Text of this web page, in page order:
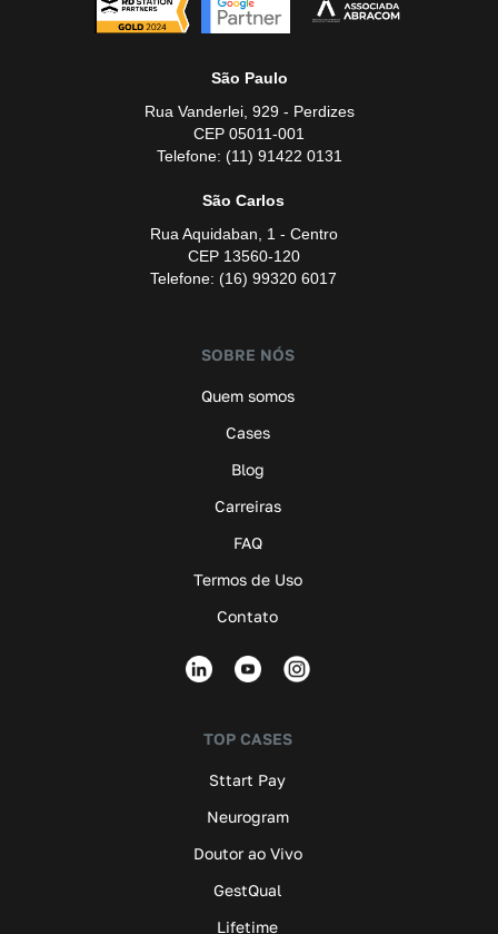
São Paulo
Rua Vanderlei, 929 - Perdizes
CEP 05011-001
Telefone: (11) 91422 0131
São Carlos
Rua Aquidaban, 1 - Centro
CEP 13560-120
Telefone: (16) 99320 6017
SOBRE NÓS
Quem somos
Cases
Blog
Carreiras
FAQ
Termos de Uso
Contato
TOP CASES
Sttart Pay
Neurogram
Doutor ao Vivo
GestQual
Lifetime